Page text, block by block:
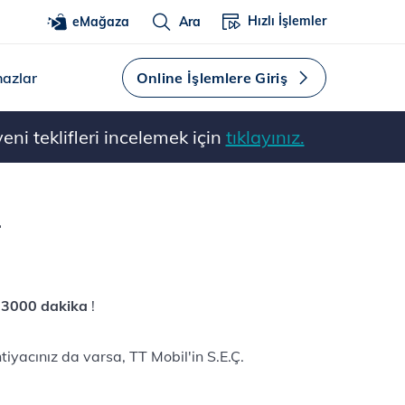
eMağaza Ara Hızlı İşlemler
Online İşlemlere Giriş
teklifleri incelemek için tıklayınız.
3000 dakika !
da varsa, TT Mobil'in S.E.Ç.